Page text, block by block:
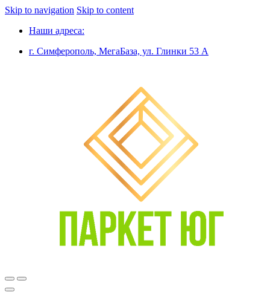
Skip to navigation Skip to content
Наши адреса:
г. Симферополь, МегаБаза, ул. Глинки 53 А